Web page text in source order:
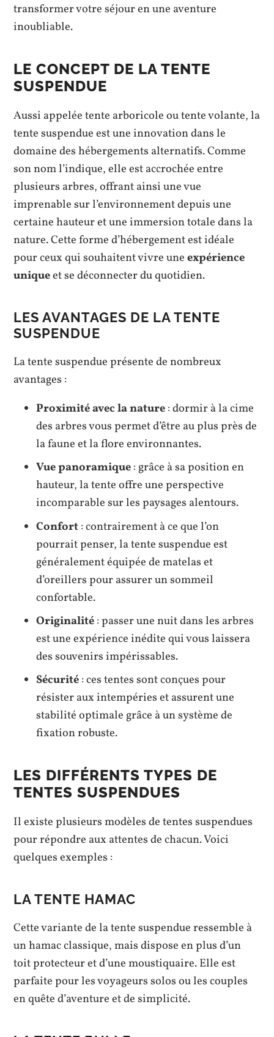
transformer votre séjour en une aventure
inoubliable.
LE CONCEPT DE LA TENTE
SUSPENDUE
Aussi appelée tente arboricole ou tente volante, la
tente suspendue est une innovation dans le
domaine des hébergements alternatifs. Comme
son nom l’indique, elle est accrochée entre
plusieurs arbres, offrant ainsi une vue
imprenable sur l’environnement depuis une
certaine hauteur et une immersion totale dans la
nature. Cette forme d’hébergement est idéale
pour ceux qui souhaitent vivre uneexpérience
uniqueet se déconnecter du quotidien.
LES AVANTAGES DE LA TENTE
SUSPENDUE
La tente suspendue présente de nombreux
avantages :
Proximité avec la nature: dormir à la cime
des arbres vous permet d’être au plus près de
la faune et la flore environnantes.
Vue panoramique: grâce à sa position en
hauteur, la tente offre une perspective
incomparable sur les paysages alentours.
Confort: contrairement à ce que l’on
pourrait penser, la tente suspendue est
généralement équipée de matelas et
d’oreillers pour assurer un sommeil
confortable.
Originalité: passer une nuit dans les arbres
est une expérience inédite qui vous laissera
des souvenirs impérissables.
Sécurité: ces tentes sont conçues pour
résister aux intempéries et assurent une
stabilité optimale grâce à un système de
fixation robuste.
LES DIFFÉRENTS TYPES DE
TENTES SUSPENDUES
Il existe plusieurs modèles de tentes suspendues
pour répondre aux attentes de chacun. Voici
quelques exemples :
LA TENTE HAMAC
Cette variante de la tente suspendue ressemble à
un hamac classique, mais dispose en plus d’un
toit protecteur et d’une moustiquaire. Elle est
parfaite pour les voyageurs solos ou les couples
en quête d’aventure et de simplicité.